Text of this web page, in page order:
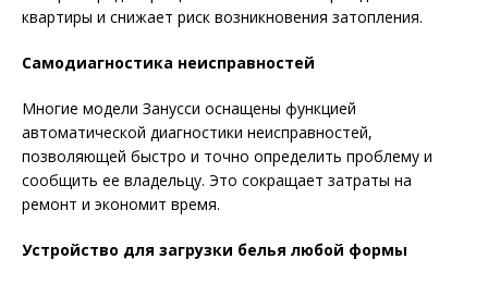
квартиры и снижает риск возникновения затопления.
Самодиагностика неисправностей
Многие модели Занусси оснащены функцией
автоматической диагностики неисправностей,
позволяющей быстро и точно определить проблему и
сообщить ее владельцу. Это сокращает затраты на
ремонт и экономит время.
Устройство для загрузки белья любой формы